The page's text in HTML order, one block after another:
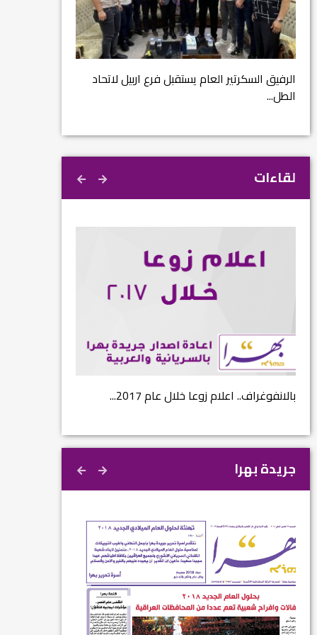
الرفيق السكرتير العام يستقبل فرع اربيل لاتحاد
الطل...
لقاءات
بالانفوغراف.. اعلام زوعا خلال عام 2017...
جريدة بهرا